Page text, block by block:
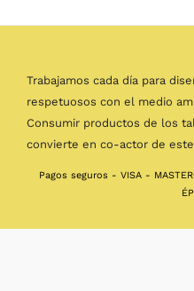
Trabajamos cada día para
respetuosos con el medio
Consumir productos de los
convierte en co-actor de
Pagos seguros - VISA -